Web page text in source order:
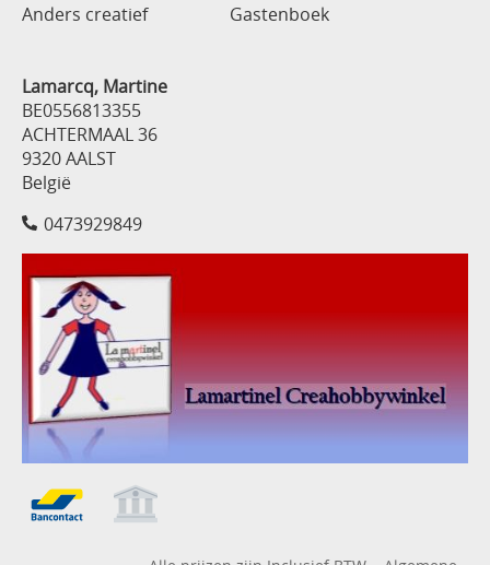
Anders creatief
Gastenboek
Lamarcq, Martine
BE0556813355
ACHTERMAAL 36
9320 AALST
België
0473929849